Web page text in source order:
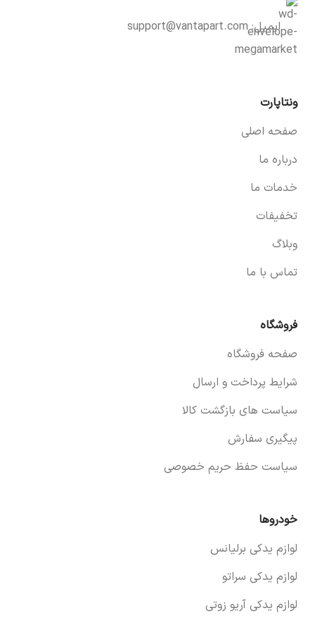
ایمیل:support@vantapart.com
ونتاپارت
صفحه اصلی
درباره ما
خدمات ما
تخفیفات
وبلاگ
تماس با ما
فروشگاه
صفحه فروشگاه
شرایط پرداخت و ارسال
سیاست های بازگشت کالا
پیگیری سفارش
سیاست حفظ حریم خصوصی
خودروها
لوازم یدکی برلیانس
لوازم یدکی سراتو
لوازم یدکی آریو زوتی